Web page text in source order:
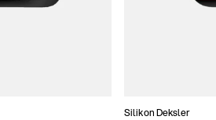
Silikon Deksler